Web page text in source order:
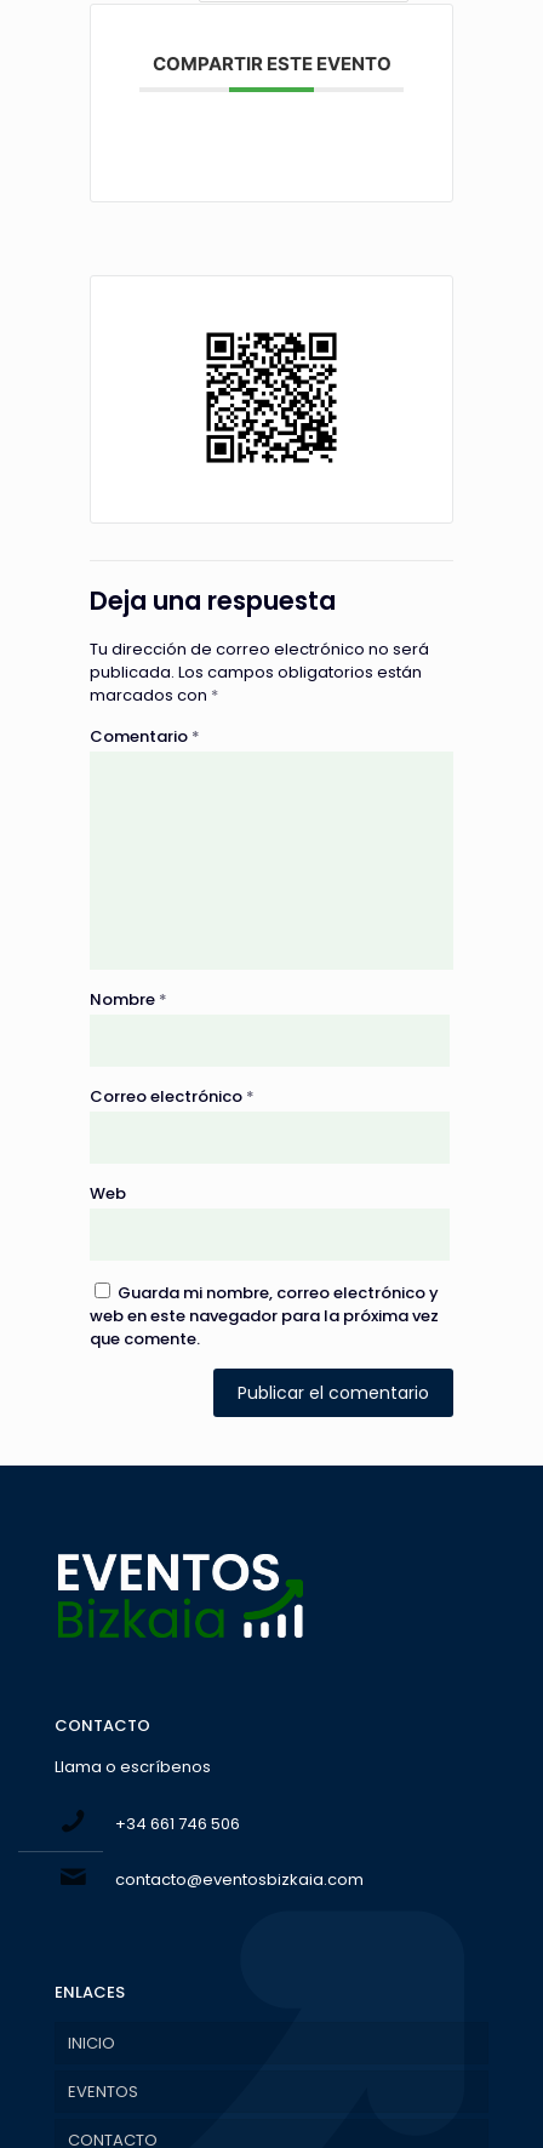
COMPARTIR ESTE EVENTO
Deja una respuesta
Tu dirección de correo electrónico no será
publicada. Los campos obligatorios están
marcados con *
Comentario *
Nombre *
Correo electrónico *
Web
Guarda mi nombre, correo electrónico y
web en este navegador para la próxima vez
que comente.
CONTACTO
Llama o escríbenos
+34 661 746 506
contacto@eventosbizkaia.com
ENLACES
INICIO
EVENTOS
CONTACTO